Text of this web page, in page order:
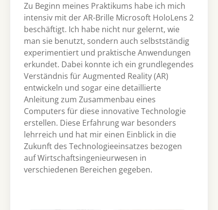
Zu Beginn meines Praktikums habe ich mich
intensiv mit der AR-Brille Microsoft HoloLens 2
beschäftigt. Ich habe nicht nur gelernt, wie
man sie benutzt, sondern auch selbstständig
experimentiert und praktische Anwendungen
erkundet. Dabei konnte ich ein grundlegendes
Verständnis für Augmented Reality (AR)
entwickeln und sogar eine detaillierte
Anleitung zum Zusammenbau eines
Computers für diese innovative Technologie
erstellen. Diese Erfahrung war besonders
lehrreich und hat mir einen Einblick in die
Zukunft des Technologieeinsatzes bezogen
auf Wirtschaftsingenieurwesen in
verschiedenen Bereichen gegeben.